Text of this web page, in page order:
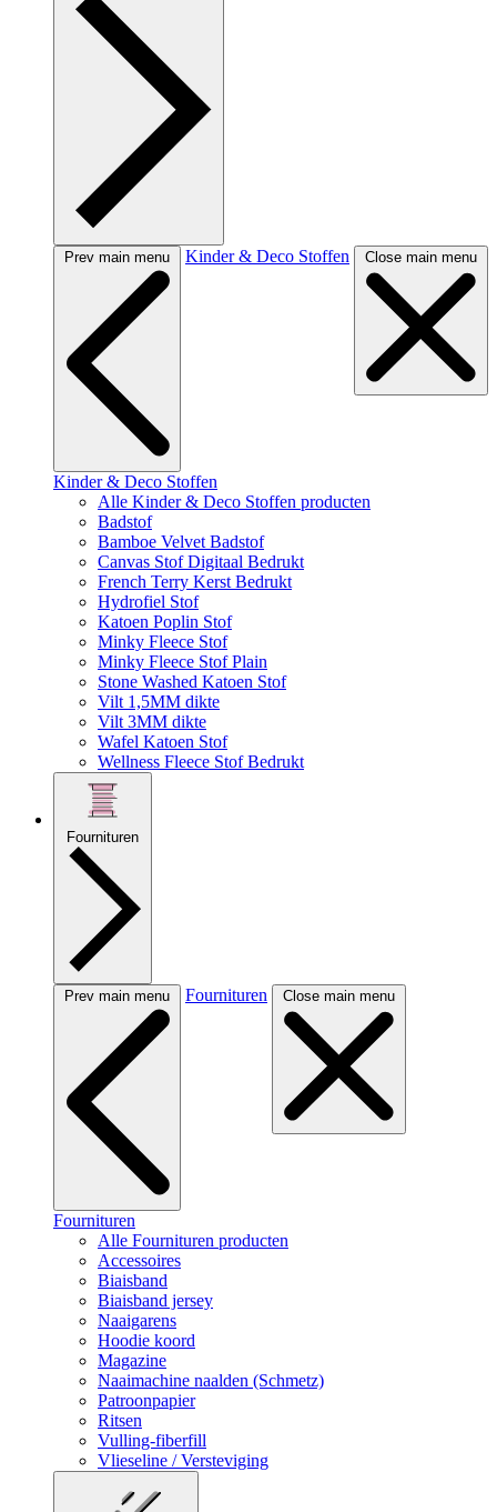
Prev main menu Kinder & Deco Stoffen Close main menu
Kinder & Deco Stoffen
Alle Kinder & Deco Stoffen producten
Badstof
Bamboe Velvet Badstof
Canvas Stof Digitaal Bedrukt
French Terry Kerst Bedrukt
Hydrofiel Stof
Katoen Poplin Stof
Minky Fleece Stof
Minky Fleece Stof Plain
Stone Washed Katoen Stof
Vilt 1,5MM dikte
Vilt 3MM dikte
Wafel Katoen Stof
Wellness Fleece Stof Bedrukt
Fournituren
Prev main menu Fournituren Close main menu
Fournituren
Alle Fournituren producten
Accessoires
Biaisband
Biaisband jersey
Naaigarens
Hoodie koord
Magazine
Naaimachine naalden (Schmetz)
Patroonpapier
Ritsen
Vulling-fiberfill
Vlieseline / Versteviging